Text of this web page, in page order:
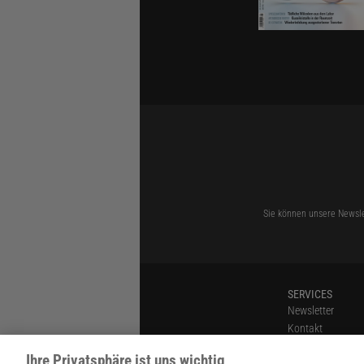
Sie können unsere
SERVICES
Newsletter
Kontakt